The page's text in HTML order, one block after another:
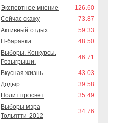
Экспертное мнение
126.60
Сейчас скажу
73.87
Активный отдых
59.33
IT-баранки
48.50
Выборы. Конкурсы.
Розыгрыши.
46.71
Вкусная жизнь
43.03
Додыр
39.58
Полит просвет
35.49
Выборы мэра
Тольятти-2012
34.76